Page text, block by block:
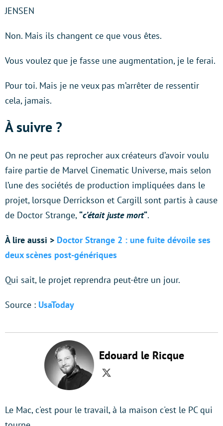
JENSEN
Non. Mais ils changent ce que vous êtes.
Vous voulez que je fasse une augmentation, je le ferai.
Pour toi. Mais je ne veux pas m’arrêter de ressentir
cela, jamais.
À suivre ?
On ne peut pas reprocher aux créateurs d’avoir voulu
faire partie de Marvel Cinematic Universe, mais selon
l’une des sociétés de production impliquées dans le
projet, lorsque Derrickson et Cargill sont partis à cause
de Doctor Strange,“c’était juste mort“.
À lire aussi > Doctor Strange 2 : une fuite dévoile ses
deux scènes post-génériques
Qui sait, le projet reprendra peut-être un jour.
Source : UsaToday
Edouard le Ricque
Twitter
Le Mac, c'est pour le travail, à la maison c'est le PC qui